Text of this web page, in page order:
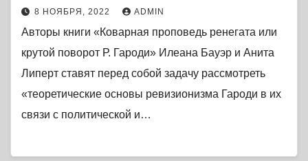
8 НОЯБРЯ, 2022 ADMIN
Авторы книги «Коварная проповедь ренегата или
крутой поворот Р. Гароди» Илеана Бауэр и Анита
Липерт ставят перед собой задачу рассмотреть
«теоретические основы ревизионизма Гароди в их
связи с политической и…